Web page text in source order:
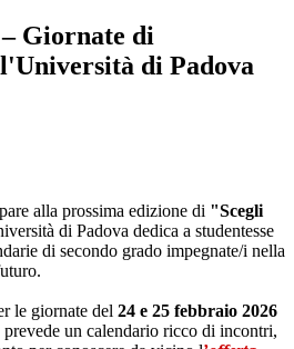
Giornate di
di Padova
alla prossima edizione di "Scegli
di Padova dedica a studentesse
di secondo grado impegnate/i nella
le giornate del 24 e 25 febbraio 2026
prevede un calendario ricco di incontri,